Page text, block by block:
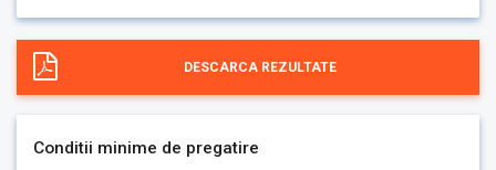
DESCARCA REZULTATE
Conditii minime de pregatire